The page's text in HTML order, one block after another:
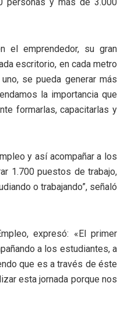
el emprendedor, su gran
escritorio, en cada metro
se pueda generar más
la importancia que
formarlas, capacitarlas y
y así acompañar a los
1.700 puestos de trabajo,
o trabajando”, señaló
expresó: «El primer
a los estudiantes, a
que es a través de éste
esta jornada porque nos